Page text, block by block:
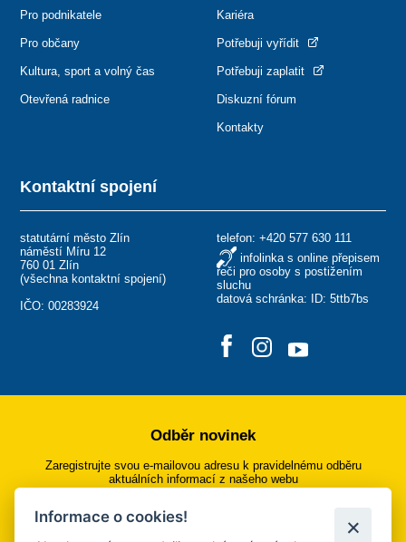
Kontaktní spojení
statutární město Zlín
náměstí Míru 12
760 01 Zlín
(všechna kontaktní spojení)
IČO: 00283924
telefon: +420 577 630 111
infolinka s online přepisem
řeči pro osoby s postižením
sluchu
datová schránka: ID: 5ttb7bs
Pro podnikatele
Pro občany
Kultura, sport a volný čas
Otevřená radnice
Kariéra
Potřebuji vyřídit
Potřebuji zaplatit
Diskuzní fórum
Kontakty
Odběr novinek
Zaregistrujte svou e-mailovou adresu k pravidelnému odběru
aktuálních informací z našeho webu
Přihlásit se k odběru
Informace o cookies!